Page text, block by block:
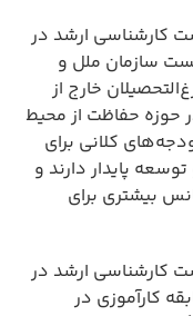
کارشناسی ارشد در
سازمان ملل و
خارج از
حوزه حفاظت از محیط
کلانی برای
پایدار دارند و
بیشتری برای
کارشناسی ارشد در
کارآموزی در